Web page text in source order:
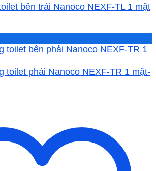
bên trái Nanoco NEXF-TL 1 mặt
tại
11,160₫.